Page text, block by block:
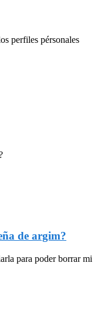
perfiles pérsonales
de argim?
para poder borrar mi